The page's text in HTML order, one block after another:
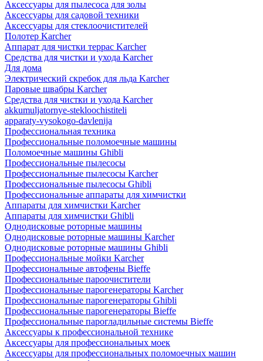
Аксессуары для пылесоса для золы
Аксессуары для садовой техники
Аксессуары для стеклоочистителей
Полотер Karcher
Аппарат для чистки террас Karcher
Средства для чистки и ухода Karcher
Для дома
Электрический скребок для льда Karcher
Паровые швабры Karcher
Средства для чистки и ухода Karcher
akkumuljatornye-stekloochistiteli
apparaty-vysokogo-davlenija
Профессиональная техника
Профессиональные поломоечные машины
Поломоечные машины Ghibli
Профессиональные пылесосы
Профессиональные пылесосы Karcher
Профессиональные пылесосы Ghibli
Профессиональные аппараты для химчистки
Аппараты для химчистки Karcher
Аппараты для химчистки Ghibli
Однодисковые роторные машины
Однодисковые роторные машины Karcher
Однодисковые роторные машины Ghibli
Профессиональные мойки Karcher
Профессиональные автофены Bieffe
Профессиональные пароочистители
Профессиональные парогенераторы Karcher
Профессиональные парогенераторы Ghibli
Профессиональные парогенераторы Bieffe
Профессиональные парогладильные системы Bieffe
Аксессуары к профессиональной технике
Аксессуары для профессиональных моек
Аксессуары для профессиональных поломоечных машин